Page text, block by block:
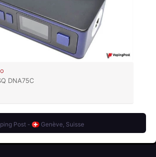
DNA75C
Post - Genève, Suisse